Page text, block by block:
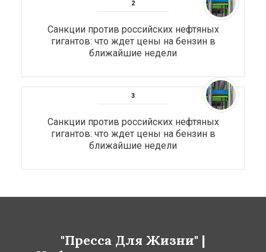
Санкции против российских нефтяных
гигантов: что ждет цены на бензин в
ближайшие недели
Санкции против российских нефтяных
гигантов: что ждет цены на бензин в
ближайшие недели
"Пресса Для Жизни" |